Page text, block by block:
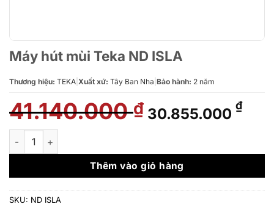
Máy hút mùi Teka ND ISLA
Thương hiệu: TEKA Xuất xứ: Tây Ban Nha Bảo hành: 2 năm
41.140.000₫ Giá
gốc
41.140.000 ₫.
30.855.000 ₫Giá
là:
Máy hút mùi Teka ND ISLA số lượng
Thêm vào giỏ hàng
SKU: ND ISLA